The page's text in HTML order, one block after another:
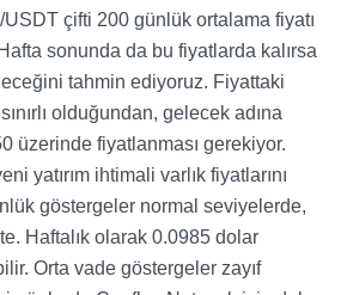
USDT çifti 200 günlük ortalama fiyatı
sonunda da bu fiyatlarda kalırsa
tahmin ediyoruz. Fiyattaki
olduğundan, gelecek adına
üzerinde fiyatlanması gerekiyor.
yatırım ihtimali varlık fiyatlarını
göstergeler normal seviyelerde,
Haftalık olarak 0.0985 dolar
Orta vade göstergeler zayıf